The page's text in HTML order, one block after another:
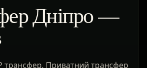
Дніпро —
трансфер. Приватний трансфер